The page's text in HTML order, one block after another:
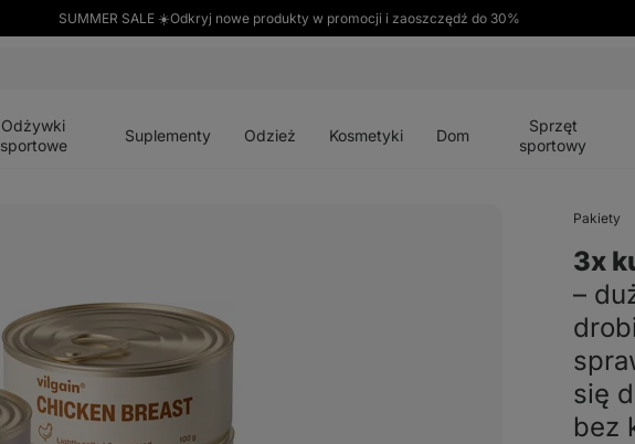
SUMMER SALE ☀️Odkryj nowe produkty w promocji i zaoszczędź do 30%
Odżywki
sportowe
Suplementy Odzież Kosmetyki Dom
Sprzęt
sportowy
Pakiety
3x
⁠–⁠
się
bez